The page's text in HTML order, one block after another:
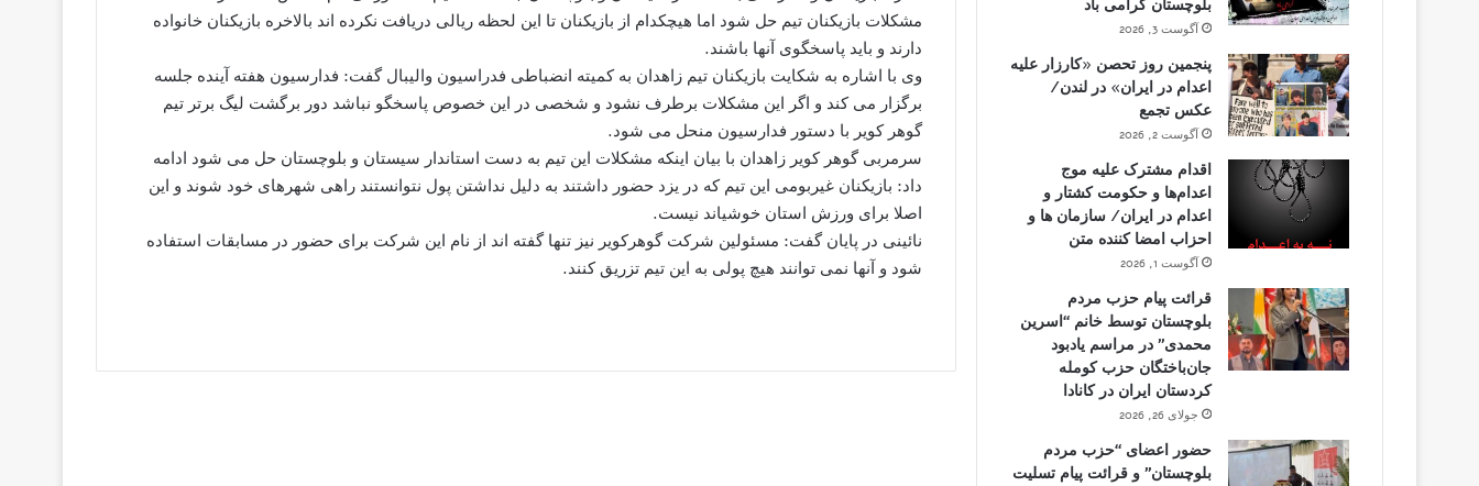
مشکلات بازیکنان تیم حل شود اما هیچکدام از بازیکنان تا این لحظه ریالی دریافت نکرده اند بالاخره بازیکنان خانواده
دارند و باید پاسخگوی آنها باشند.
وی با اشاره به شکایت بازیکنان تیم زاهدان به کمیته انضباطی فدراسیون والیبال گفت: فدارسیون هفته آینده جلسه
برگزار می کند و اگر این مشکلات برطرف نشود و شخصی در این خصوص پاسخگو نباشد دور برگشت لیگ برتر تیم
گوهر کویر با دستور فدارسیون منحل می شود.
سرمربی گوهر کویر زاهدان با بیان اینکه مشکلات این تیم به دست استاندار سیستان و بلوچستان حل می شود ادامه
داد: بازیکنان غیربومی این تیم که در یزد حضور داشتند به دلیل نداشتن پول نتوانستند راهی شهرهای خود شوند و این
اصلا برای ورزش استان خوشیاند نیست.
نائینی در پایان گفت: مسئولین شرکت گوهرکویر نیز تنها گفته اند از نام این شرکت برای حضور در مسابقات استفاده
شود و آنها نمی توانند هیچ پولی به این تیم تزریق کنند.
بلوچستان گرامی باد
آگوست 3, 2026
پنجمین روز تحصن «کارزار علیه
اعدام در ایران» در لندن/
عکس تجمع
آگوست 2, 2026
اقدام مشترک علیه موج
اعدام‌ها و حکومت کشتار و
اعدام در ایران/ سازمان ها و
احزاب امضا کننده متن
آگوست 1, 2026
قرائت پیام حزب مردم
بلوچستان توسط خانم “اسرین
محمدی” در مراسم یادبود
جان‌باختگان حزب کومله
کردستان ایران در کانادا
جولای 26, 2026
حضور اعضای “حزب مردم
بلوچستان” و قرائت پیام تسلیت